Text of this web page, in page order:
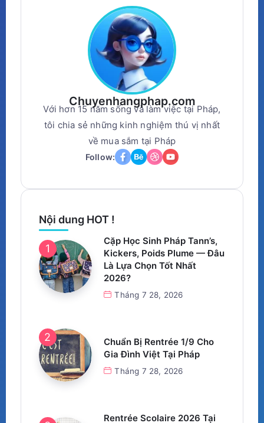
Chuyenhangphap.com
Với hơn 15 năm sống và làm việc tại Pháp,
tôi chia sẻ những kinh nghiệm thú vị nhất
về mua sắm tại Pháp
Follow:
Nội dung HOT !
Cặp Học Sinh Pháp Tann’s,
Kickers, Poids Plume — Đâu
Là Lựa Chọn Tốt Nhất
2026?
Tháng 7 28, 2026
Chuẩn Bị Rentrée 1/9 Cho
Gia Đình Việt Tại Pháp
Tháng 7 28, 2026
Rentrée Scolaire 2026 Tại